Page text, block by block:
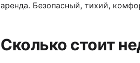
аренда. Безопасный, тихий,
Сколько стоит